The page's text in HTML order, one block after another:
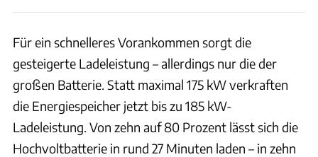
Für ein schnelleres Vorankommen sorgt die
gesteigerte Ladeleistung – allerdings nur die der
großen Batterie. Statt maximal 175 kW verkraften
die Energiespeicher jetzt bis zu 185 kW-
Ladeleistung. Von zehn auf 80 Prozent lässt sich die
Hochvoltbatterie in rund 27 Minuten laden – in zehn